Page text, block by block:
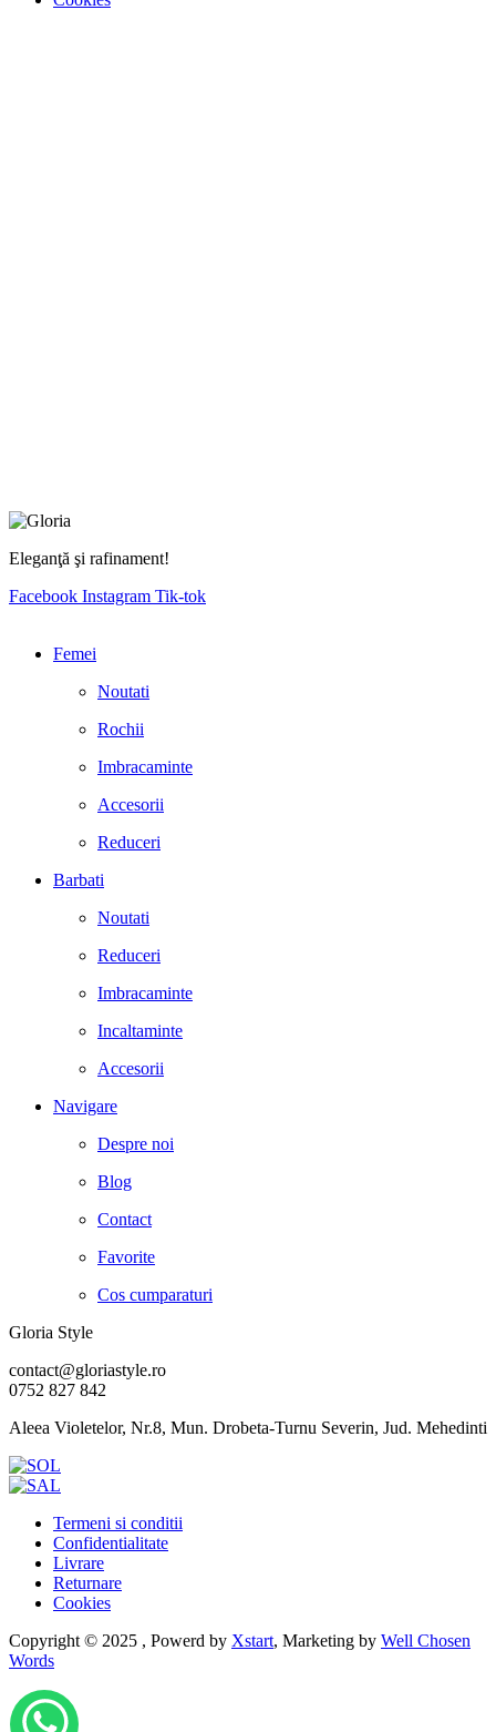
Eleganţă şi rafinament!
Facebook Instagram Tik-tok
Femei
Noutati
Rochii
Imbracaminte
Accesorii
Reduceri
Barbati
Noutati
Reduceri
Imbracaminte
Incaltaminte
Accesorii
Navigare
Despre noi
Blog
Contact
Favorite
Cos cumparaturi
Gloria Style
contact@gloriastyle.ro
0752 827 842
Aleea Violetelor, Nr.8, Mun. Drobeta-Turnu Severin, Jud. Mehedinti
Termeni si conditii
Confidentialitate
Livrare
Returnare
Cookies
Copyright © 2025 , Powerd by Xstart, Marketing by Well Chosen
Words